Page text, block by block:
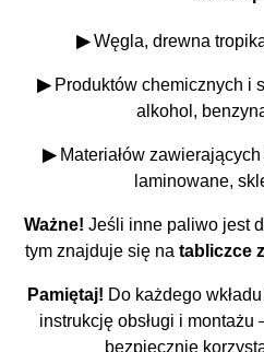
▶Węgla, drewna
▶ Produktów chemicznych i
alkohol,
▶ Materiałów
laminowane,
Ważne! Jeśli inne paliwo jest
tym znajduje się na tabliczce
Pamiętaj! Do każdego
instrukcję obsługi i
bezpiecznie